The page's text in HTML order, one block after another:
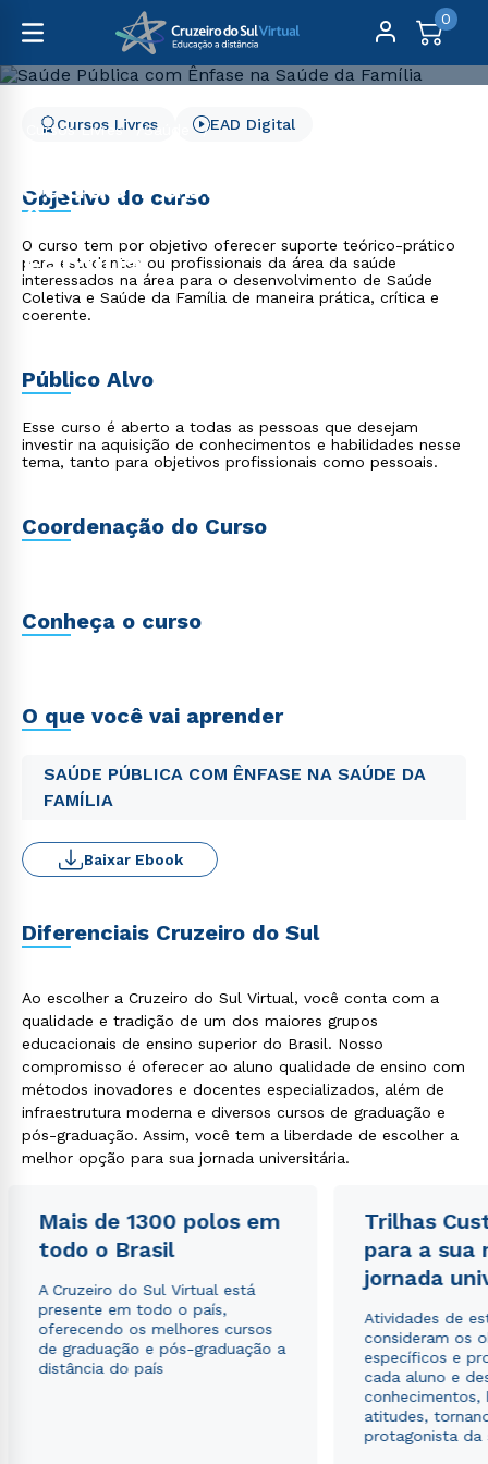
0
Cursos Livres
Saúde
Saúde Pública com
Ênfase na Saúde da
Família
Cursos Livres EAD Digital
Objetivo do curso
O curso tem por objetivo oferecer suporte teórico-prático
para estudantes ou profissionais da área da saúde
interessados na área para o desenvolvimento de Saúde
Coletiva e Saúde da Família de maneira prática, crítica e
coerente.
Público Alvo
Esse curso é aberto a todas as pessoas que desejam
investir na aquisição de conhecimentos e habilidades nesse
tema, tanto para objetivos profissionais como pessoais.
Coordenação do Curso
Conheça o curso
O que você vai aprender
SAÚDE PÚBLICA COM ÊNFASE NA SAÚDE DA
FAMÍLIA
Baixar Ebook
Diferenciais Cruzeiro do Sul
Ao escolher a Cruzeiro do Sul Virtual, você conta com a
qualidade e tradição de um dos maiores grupos
educacionais de ensino superior do Brasil. Nosso
compromisso é oferecer ao aluno qualidade de ensino com
métodos inovadores e docentes especializados, além de
infraestrutura moderna e diversos cursos de graduação e
pós-graduação. Assim, você tem a liberdade de escolher a
melhor opção para sua jornada universitária.
Mais de 1300 polos em
todo o Brasil
A Cruzeiro do Sul Virtual está
presente em todo o país,
oferecendo os melhores cursos
de graduação e pós-graduação a
distância do país
Trilhas
para a sua
jornada
Atividades de
consideram os
específicos e
cada aluno e
conhecimentos,
atitudes,
protagonista da